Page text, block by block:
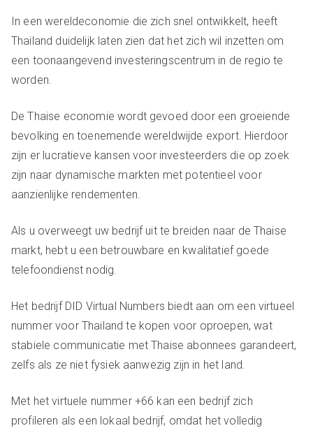
In een wereldeconomie die zich snel ontwikkelt, heeft
Thailand duidelijk laten zien dat het zich wil inzetten om
een toonaangevend investeringscentrum in de regio te
worden.
De Thaise economie wordt gevoed door een groeiende
bevolking en toenemende wereldwijde export. Hierdoor
zijn er lucratieve kansen voor investeerders die op zoek
zijn naar dynamische markten met potentieel voor
aanzienlijke rendementen.
Als u overweegt uw bedrijf uit te breiden naar de Thaise
markt, hebt u een betrouwbare en kwalitatief goede
telefoondienst nodig.
Het bedrijf DID Virtual Numbers biedt aan om een virtueel
nummer voor Thailand te kopen voor oproepen, wat
stabiele communicatie met Thaise abonnees garandeert,
zelfs als ze niet fysiek aanwezig zijn in het land.
Met het virtuele nummer +66 kan een bedrijf zich
profileren als een lokaal bedrijf, omdat het volledig